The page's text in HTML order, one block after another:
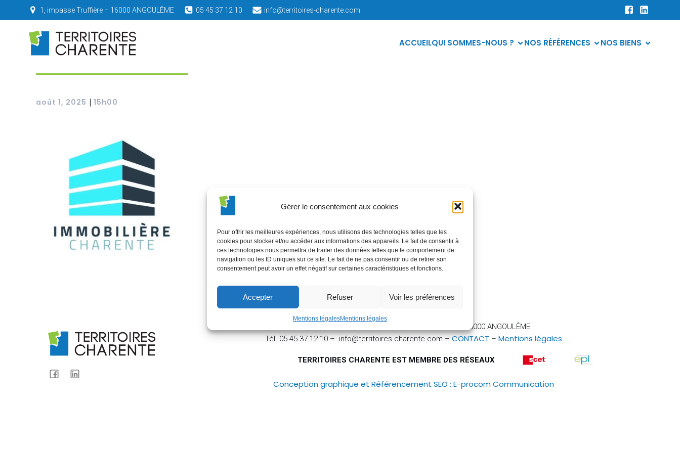
Gérer le consentement aux cookies
Pour offrir les meilleures expériences, nous utilisons des technologies telles que les
cookies pour stocker et/ou accéder aux informations des appareils. Le fait de consentir à
ces technologies nous permettra de traiter des données telles que le comportement de
navigation ou les ID uniques sur ce site. Le fait de ne pas consentir ou de retirer son
consentement peut avoir un effet négatif sur certaines caractéristiques et fonctions.
Accepter Refuser Voir les préférences
Mentions légalesMentions légales
1, impasse Truffière – 16000 ANGOULÊME 05 45 37 12 10 info@territoires-charente.com
ACCUEILQUI SOMMES-NOUS ? NOS RÉFÉRENCES NOS BIENS
août 1, 2025 | 15h00
TERRITOIRES CHARENTE – 1, impasse Truffière – 16000 ANGOULÊME
Tél. 05 45 37 12 10 – info@territoires-charente.com – CONTACT – Mentions légales
TERRITOIRES CHARENTE EST MEMBRE DES RÉSEAUX
Conception graphique et Référencement SEO : E-procom Communication